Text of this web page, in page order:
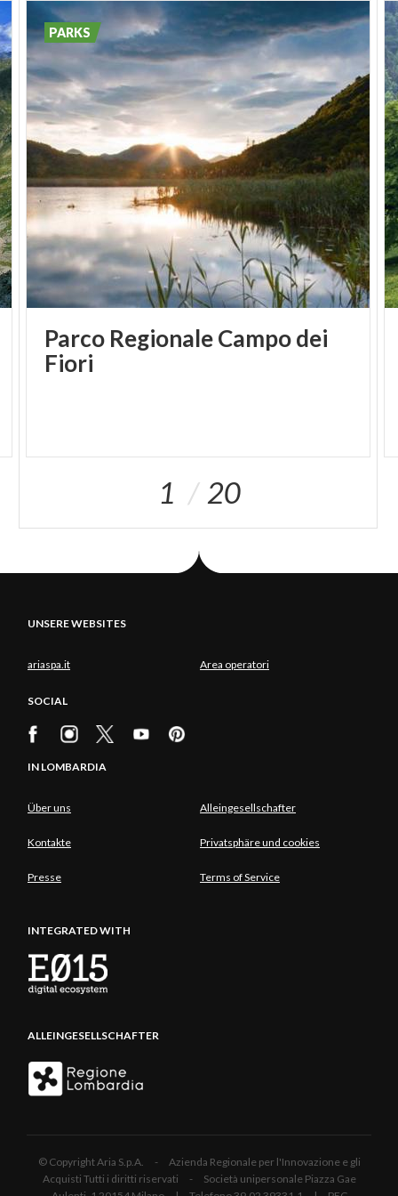
Bergamasker Alpen ihren Lebensraum. Man kann
auf Rehe, Gämsen und die erst kürzlich wieder
eingeführten Steinböcke treffen.
Vieles zeigt an, dass diese Berge in der
Vergangenheit von großer Bedeutung waren. Dies
gilt für die landwirtschaftlich-forstwirtschaftlichen
und weidetechnischen Tätigkeiten ebenso, wie für
die Nutzung der Handelswege.
Parco Regionale Campo dei
Fiori
PARKS
1 20
UNSERE WEBSITES
ariaspa.it Area operatori
SOCIAL
IN LOMBARDIA
Über uns Alleingesellschafter
Kontakte Privatsphäre und cookies
Presse Terms of Service
INTEGRATED WITH
ALLEINGESELLSCHAFTER
© Copyright Aria S.p.A. - Azienda Regionale per l'Innovazione e gli
Acquisti Tutti i diritti riservati - Società unipersonale Piazza Gae